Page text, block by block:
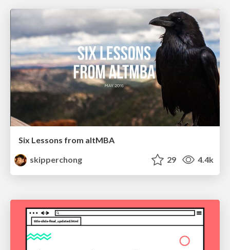
Six Lessons from altMBA
skipperchong
29 4.4k